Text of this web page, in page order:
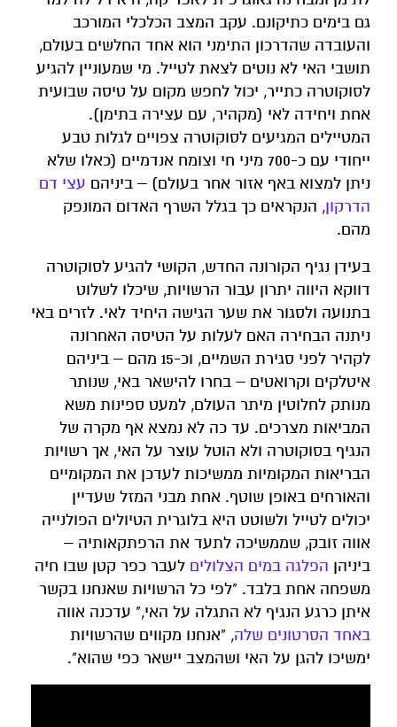
גם בימים כתיקונם. עקב המצב הכלכלי המורכב
והעובדה שהדרכון התימני הוא אחד החלשים בעולם,
תושבי האי לא נוטים לצאת לטייל. מי שמעוניין להגיע
לסוקוטרה כתייר, יכול לחפש מקום על טיסה שבועית
אחת ויחידה לאי (מקהיר, עם עצירה בתימן).
המטיילים המגיעים לסוקוטרה צפויים לגלות טבע
ייחודי עם כ-700 מיני חי וצומח אנדמיים (כאלו שלא
ניתן למצוא באף אזור אחר בעולם) – ביניהם עצי דם
הדרקון, הנקראים כך בגלל השרף האדום המונפק
מהם.
בעידן נגיף הקורונה החדש, הקושי להגיע לסוקוטרה
דווקא היווה יתרון עבור הרשויות, שיכלו לשלוט
בתנועה ולסגור את שער הגישה היחיד לאי. לזרים באי
ניתנה הבחירה האם לעלות על הטיסה האחרונה
לקהיר לפני סגירת השמיים, וכ-15 מהם – ביניהם
איטלקים וקרואטים – בחרו להישאר באי, שנותר
מנותק לחלוטין מיתר העולם, למעט ספינות משא
המביאות מצרכים. עד כה לא נמצא אף מקרה של
הנגיף בסוקוטרה ולא הוטל עוצר על האי, אך רשויות
הבריאות המקומיות ממשיכות לעדכן את המקומיים
והאורחים באופן שוטף. אחת מבני המזל שעדיין
יכולים לטייל ולשוטט היא בלוגרית הטיולים הפולנייה
אווה זובק, שממשיכה לתעד את הרפתקאותיה –
ביניהן הפלגה במים הצלולים לעבר כפר קטן שבו חיה
משפחה אחת בלבד. "לפי כל הרשויות שאנחנו בקשר
איתן כרגע הנגיף לא התגלה על האי," עדכנה אווה
באחד הסרטונים שלה, "אנחנו מקווים שהרשויות
ימשיכו להגן על האי ושהמצב יישאר כפי שהוא".